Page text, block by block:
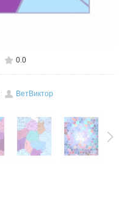
526x600
0.0
ВетВиктор